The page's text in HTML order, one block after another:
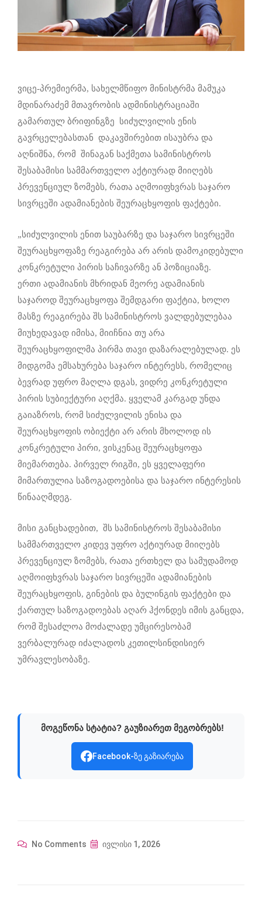
ვიცე-პრემიერმა, სახელმწიფო მინისტრმა მამუკა
მდინარაძემ მთავრობის ადმინისტრაციაში
გამართულ ბრიფინგზე სიძულვილის ენის
გავრცელებასთან დაკავშირებით ისაუბრა და
აღნიშნა, რომ შინაგან საქმეთა სამინისტროს
შესაბამისი სამმართველო აქტიურად მიიღებს
პრევენციულ ზომებს, რათა აღმოიფხვრას საჯარო
სივრცეში ადამიანების შეურაცხყოფის ფაქტები.
„სიძულვილის ენით საუბარზე და საჯარო სივრცეში
შეურაცხყოფაზე რეაგირება არ არის დამოკიდებული
კონკრეტული პირის საჩივარზე ან პოზიციაზე.
ერთი ადამიანის მხრიდან მეორე ადამიანის
საჯაროდ შეურაცხყოფა შემდგარი ფაქტია, ხოლო
მასზე რეაგირება შს სამინისტროს ვალდებულებაა
მიუხედავად იმისა, მიიჩნია თუ არა
შეურაცხყოფილმა პირმა თავი დაზარალებულად. ეს
მიდგომა ემსახურება საჯარო ინტერესს, რომელიც
ბევრად უფრო მაღლა დგას, ვიდრე კონკრეტული
პირის სუბიექტური აღქმა. ყველამ კარგად უნდა
გაიაზროს, რომ სიძულვილის ენისა და
შეურაცხყოფის ობიექტი არ არის მხოლოდ ის
კონკრეტული პირი, ვისკენაც შეურაცხყოფა
მიემართება. პირველ რიგში, ეს ყველაფერი
მიმართულია საზოგადოებისა და საჯარო ინტერესის
წინააღმდეგ.
მისი განცხადებით, შს სამინისტროს შესაბამისი
სამმართველო კიდევ უფრო აქტიურად მიიღებს
პრევენციულ ზომებს, რათა ერთხელ და სამუდამოდ
აღმოიფხვრას საჯარო სივრცეში ადამიანების
შეურაცხყოფის, გინების და ბულინგის ფაქტები და
ქართულ საზოგადოებას აღარ ჰქონდეს იმის განცდა,
რომ შესაძლოა მოძალადე უმცირესობამ
ვერბალურად იძალადოს კეთილსინდისიერ
უმრავლესობაზე.
მოგეწონა სტატია? გაუზიარეთ მეგობრებს!
Facebook-ზე გაზიარება
No Comments ივლისი 1, 2026